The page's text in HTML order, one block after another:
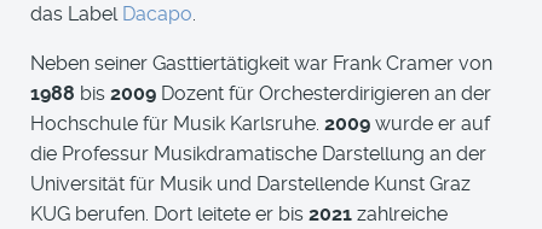
das Label Dacapo.
Neben seiner Gasttiertätigkeit war Frank Cramer von
1988 bis 2009 Dozent für Orchesterdirigieren an der
Hochschule für Musik Karlsruhe. 2009 wurde er auf
die Professur Musikdramatische Darstellung an der
Universität für Musik und Darstellende Kunst Graz
KUG berufen. Dort leitete er bis 2021 zahlreiche